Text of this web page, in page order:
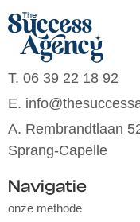
T. 06 39 22 18 92
E.
A. Rembrandtlaan
Sprang-Capelle
Navigatie
onze methode